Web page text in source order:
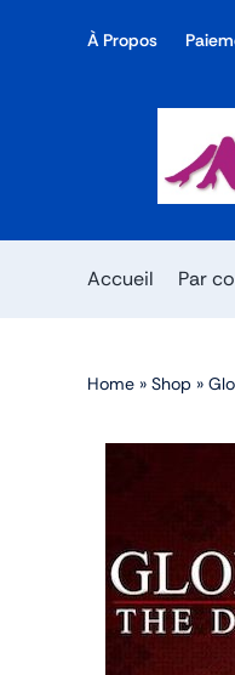
À Propos
Accueil Par
Home » Shop »